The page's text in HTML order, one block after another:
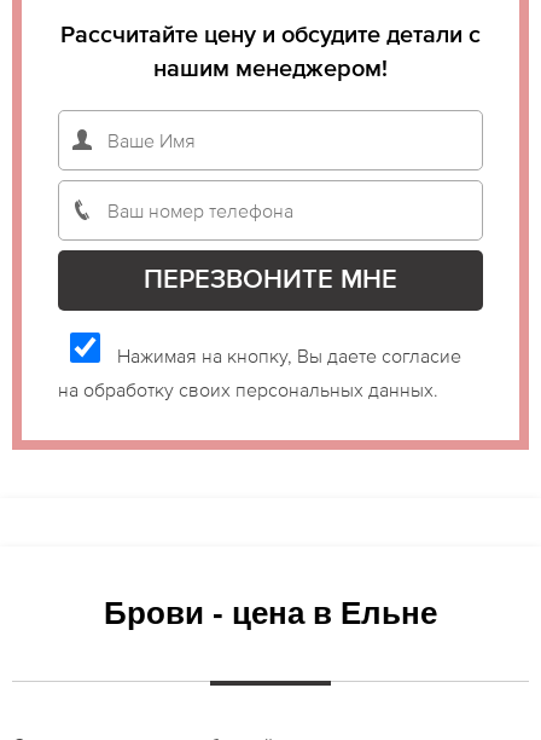
Рассчитайте цену и обсудите детали с
нашим менеджером!
Нажимая на кнопку, Вы даете согласие
на обработку своих персональных данных.
Брови - цена в Ельне